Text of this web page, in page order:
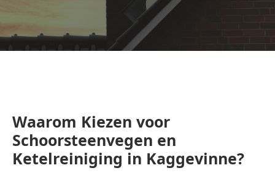
Waarom Kiezen voor
Schoorsteenvegen en
Ketelreiniging in Kaggevinne?